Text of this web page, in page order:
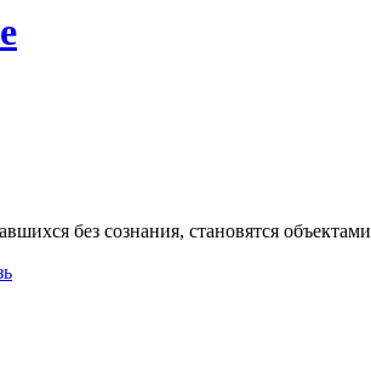
без сознания, становятся